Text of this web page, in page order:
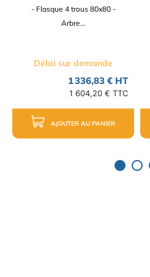
- Flasque 4 trous 80x80 -
Arbre...
Délai sur demande
1 336,83 € HT
1 604,20 € TTC
AJOUTER AU PANIER